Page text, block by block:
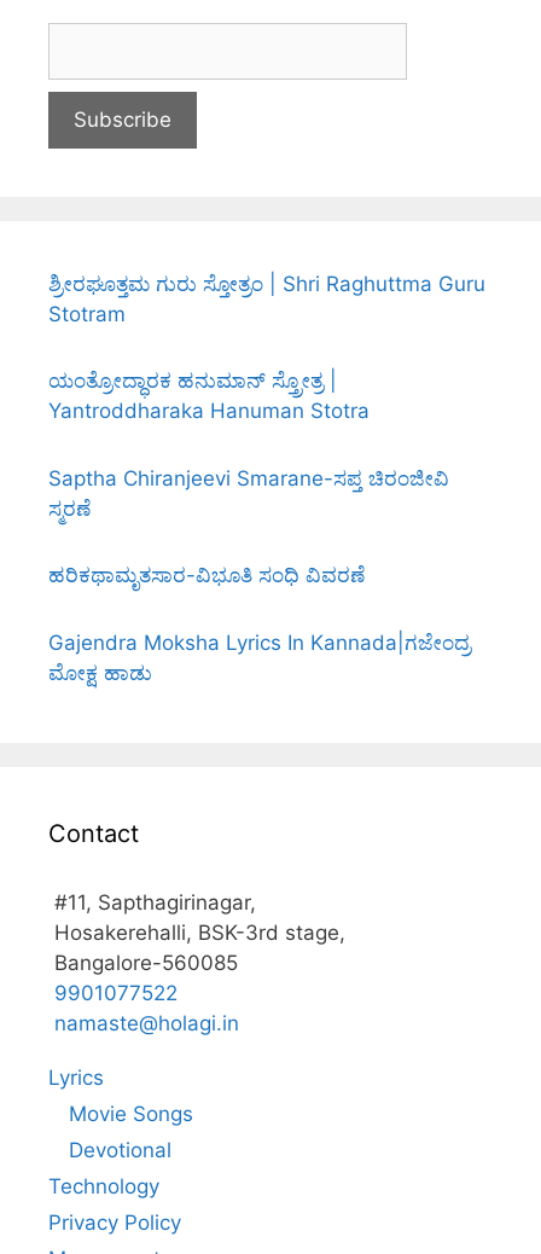
ಶ್ರೀರಘೂತ್ತಮ ಗುರು ಸ್ತೋತ್ರಂ | Shri Raghuttma Guru
Stotram
ಯಂತ್ರೋದ್ಧಾರಕ ಹನುಮಾನ್ ಸ್ತ್ರೋತ್ರ |
Yantroddharaka Hanuman Stotra
Saptha Chiranjeevi Smarane-ಸಪ್ತ ಚಿರಂಜೀವಿ
ಸ್ಮರಣೆ
ಹರಿಕಥಾಮೃತಸಾರ-ವಿಭೂತಿ ಸಂಧಿ ವಿವರಣೆ
Gajendra Moksha Lyrics In Kannada|ಗಜೇಂದ್ರ
ಮೋಕ್ಷ ಹಾಡು
Contact
#11, Sapthagirinagar,
Hosakerehalli, BSK-3rd stage,
Bangalore-560085
9901077522
namaste@holagi.in
Lyrics
Movie Songs
Devotional
Technology
Privacy Policy